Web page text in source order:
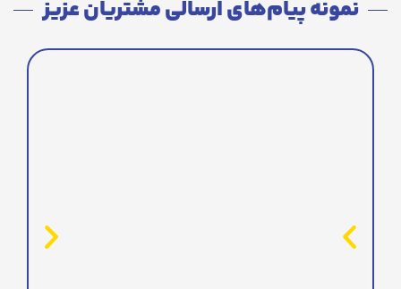
نمونه پیام‌های ارسالی مشتریان عزیز